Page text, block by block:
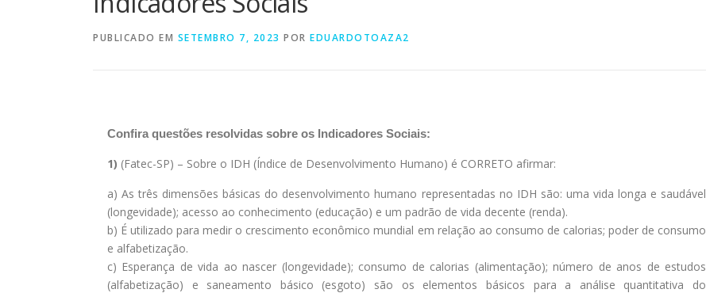
PUBLICADO EM SETEMBRO 7, 2023 POR EDUARDOTOAZA2
Confira questões resolvidas sobre os Indicadores Sociais:
1) (Fatec-SP) – Sobre o IDH (Índice de Desenvolvimento Humano) é CORRETO afirmar:
a) As três dimensões básicas do desenvolvimento humano representadas no IDH são: uma vida longa e saudável
(longevidade); acesso ao conhecimento (educação) e um padrão de vida decente (renda).
b) É utilizado para medir o crescimento econômico mundial em relação ao consumo de calorias; poder de consumo
e alfabetização.
c) Esperança de vida ao nascer (longevidade); consumo de calorias (alimentação); número de anos de estudos
(alfabetização) e saneamento básico (esgoto) são os elementos básicos para a análise quantitativa do